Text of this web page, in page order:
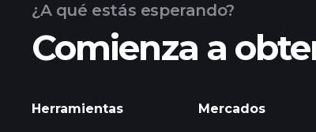
¿A qué estás esperando?
Comienza a
Herramientas Mercados